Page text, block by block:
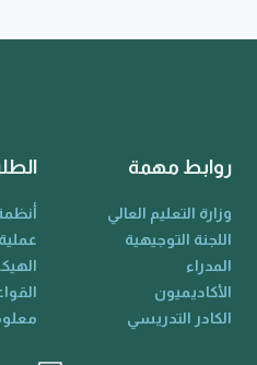
روابط مهمة
وزارة التعليم العالي
اللجنة التوجيهية
المدراء
الأكاديميون
الكادر التدريسي